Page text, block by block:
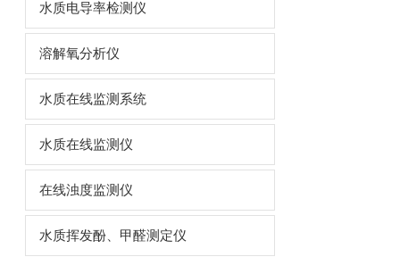
水质电导率检测仪
溶解氧分析仪
水质在线监测系统
水质在线监测仪
在线浊度监测仪
水质挥发酚、甲醛测定仪